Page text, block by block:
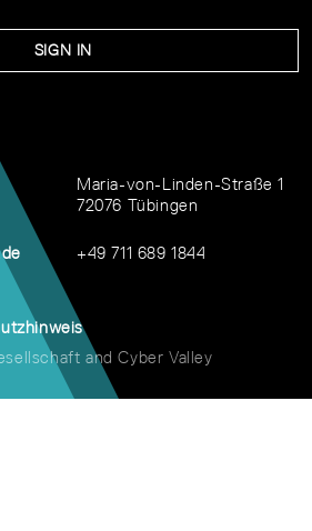
SIGN IN
Maria-von-Linden-Straße 1
72076 Tübingen
+49 711 689 1844
and Cyber Valley